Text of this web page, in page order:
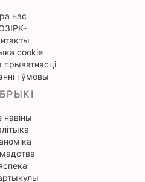
нас
cookie
прыватнасці
і ўмовы
навіны